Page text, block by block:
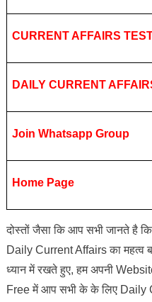
CURRENT AFFAIRS
DAILY CURRENT
Join Whatsapp Group
Home Page
दोस्तों जैसा कि आप सभी जानते है
Daily Current Affairs का महत्व
ध्यान में रखते हुए, हम अपनी
Free में आप सभी के के लिए Daily